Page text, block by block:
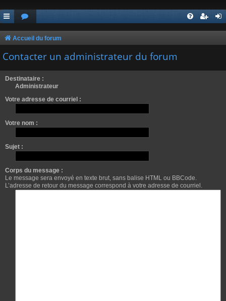
Accueil du forum
Contacter un administrateur du forum
Destinataire :
Administrateur
Votre adresse de courriel :
Votre nom :
Sujet :
Corps du message :
Le message sera envoyé en texte brut, sans balise HTML ou BBCode.
L’adresse de retour du message correspond à votre adresse de courriel.